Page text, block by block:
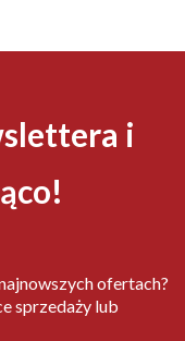
i
ofertach?
sprzedaży lub